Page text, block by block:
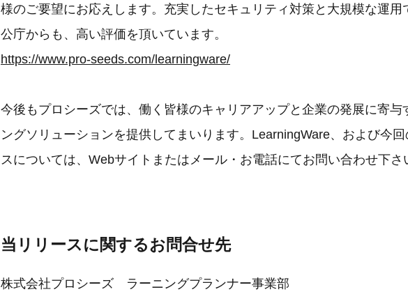
様のご要望にお応えします。充実したセキュリティ対策と大規模な運用
公庁からも、高い評価を頂いています。
https://www.pro-seeds.com/learningware/
今後もプロシーズでは、働く皆様のキャリアアップと企業の発展に寄与
ングソリューションを提供してまいります。LearningWare、および今
スについては、Webサイトまたはメール・お電話にてお問い合わせ下さ
当リリースに関するお問合せ先
株式会社プロシーズ ラーニングプランナー事業部